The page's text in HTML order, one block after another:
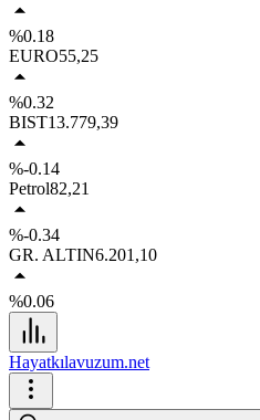
%0.18
EURO55,25
%0.32
BIST13.779,39
%-0.14
Petrol82,21
%-0.34
GR. ALTIN6.201,10
%0.06
Hayatkılavuzum.net